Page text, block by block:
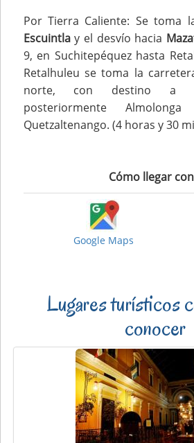
Por Tierra Caliente: Se toma
Escuintlay el desvío hacia
9, en Suchitepéquez hasta
Retalhuleu se toma la
norte, con destino a
posteriormente
Quetzaltenango. (4 horas y 30
Cómo llegar
Google Maps
Lugares turísticos
conocer